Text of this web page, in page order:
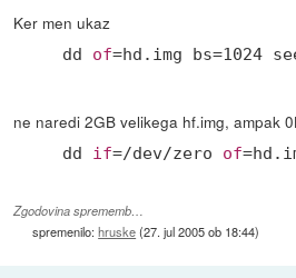
Ker men ukaz
dd of=hd.img bs=1024
ne naredi 2GB velikega hf.img, ampak
dd if=/dev/zero of
Zgodovina sprememb…
spremenilo:hruske(27. jul 2005 ob 18:44)